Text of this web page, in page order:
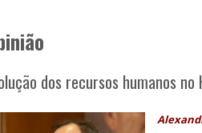
dos recursos humanos